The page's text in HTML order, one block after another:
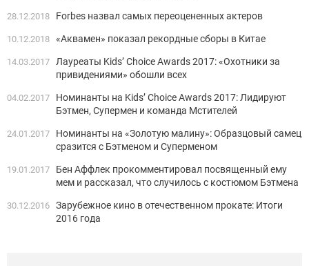
28.12.2018 Forbes назвал самых переоцененных актеров
10.12.2018 «Аквамен» показал рекордные сборы в Китае
14.03.2017
Лауреаты Kids’ Choice Awards 2017: «Охотники за
привидениями» обошли всех
04.02.2017
Номинанты на Kids’ Choice Awards 2017: Лидируют
Бэтмен, Супермен и команда Мстителей
24.01.2017
Номинанты на «Золотую малину»: Образцовый самец
сразится с Бэтменом и Суперменом
19.01.2017
Бен Аффлек прокомментировал посвященный ему
мем и рассказал, что случилось с костюмом Бэтмена
30.12.2016 Зарубежное кино в отечественном прокате: Итоги
2016 года